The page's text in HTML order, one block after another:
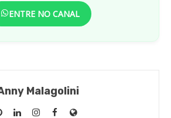
ENTRE NO CANAL
Malagolini
AnnyAnnyAnnyAnnySite